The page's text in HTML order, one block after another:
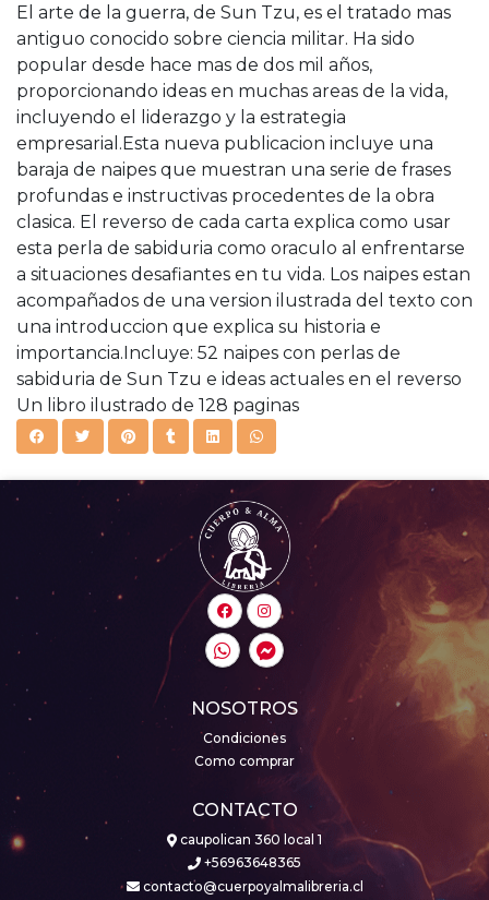
El arte de la guerra, de Sun Tzu, es el tratado mas
antiguo conocido sobre ciencia militar. Ha sido
popular desde hace mas de dos mil años,
proporcionando ideas en muchas areas de la vida,
incluyendo el liderazgo y la estrategia
empresarial.Esta nueva publicacion incluye una
baraja de naipes que muestran una serie de frases
profundas e instructivas procedentes de la obra
clasica. El reverso de cada carta explica como usar
esta perla de sabiduria como oraculo al enfrentarse
a situaciones desafiantes en tu vida. Los naipes estan
acompañados de una version ilustrada del texto con
una introduccion que explica su historia e
importancia.Incluye: 52 naipes con perlas de
sabiduria de Sun Tzu e ideas actuales en el reverso
Un libro ilustrado de 128 paginas
NOSOTROS
Condiciones
Como comprar
CONTACTO
caupolican 360 local 1
+56963648365
contacto@cuerpoyalmalibreria.cl